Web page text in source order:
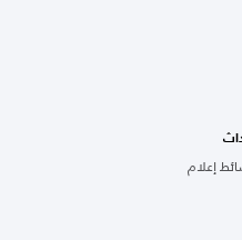
إعلام